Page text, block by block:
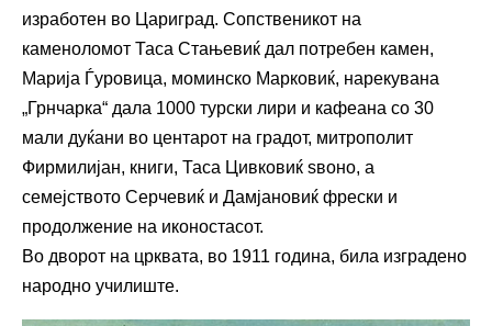
изработен во Цариград. Сопственикот на
каменоломот Таса Стањевиќ дал потребен камен,
Марија Ѓуровица, моминско Марковиќ, нарекувана
„Грнчарка“ дала 1000 турски лири и кафеана со 30
мали дуќани во центарот на градот, митрополит
Фирмилијан, книги, Таса Цивковиќ ѕвоно, а
семејството Серчевиќ и Дамјановиќ фрески и
продолжение на иконостасот.
Во дворот на црквата, во 1911 година, била изградено
народно училиште.